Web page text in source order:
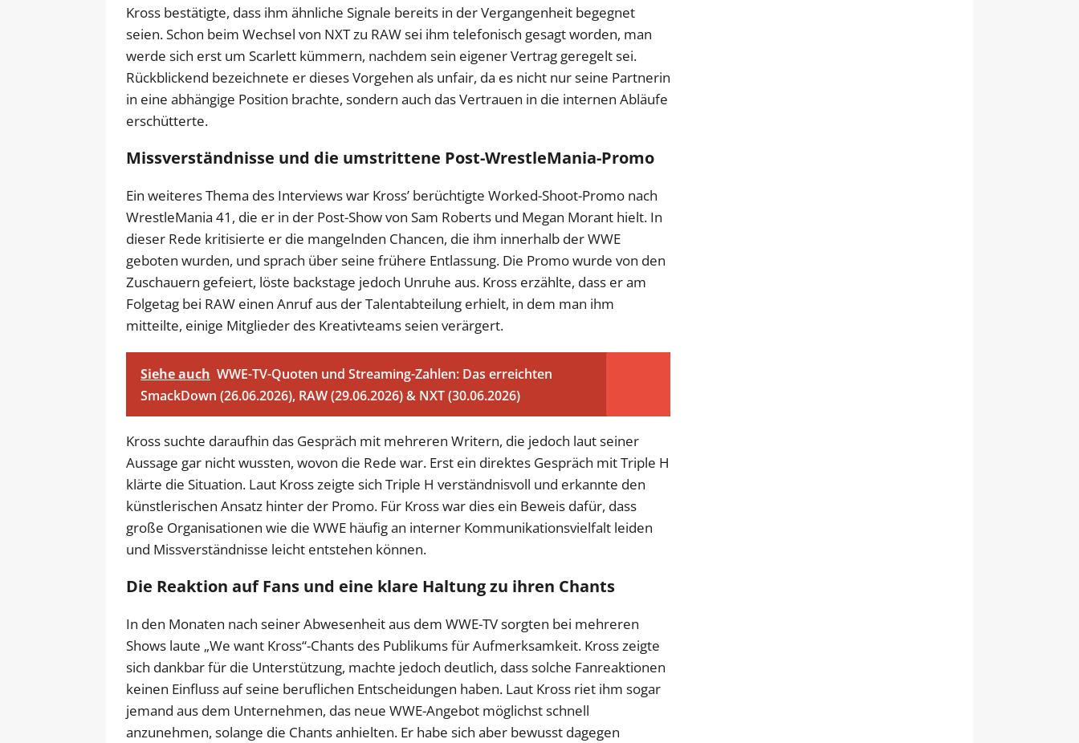
Kross bestätigte, dass ihm ähnliche Signale bereits in der Vergangenheit begegnet
seien. Schon beim Wechsel von NXT zu RAW sei ihm telefonisch gesagt worden, man
werde sich erst um Scarlett kümmern, nachdem sein eigener Vertrag geregelt sei.
Rückblickend bezeichnete er dieses Vorgehen als unfair, da es nicht nur seine Partnerin
in eine abhängige Position brachte, sondern auch das Vertrauen in die internen Abläufe
erschütterte.
Missverständnisse und die umstrittene Post-WrestleMania-Promo
Ein weiteres Thema des Interviews war Kross’ berüchtigte Worked-Shoot-Promo nach
WrestleMania 41, die er in der Post-Show von Sam Roberts und Megan Morant hielt. In
dieser Rede kritisierte er die mangelnden Chancen, die ihm innerhalb der WWE
geboten wurden, und sprach über seine frühere Entlassung. Die Promo wurde von den
Zuschauern gefeiert, löste backstage jedoch Unruhe aus. Kross erzählte, dass er am
Folgetag bei RAW einen Anruf aus der Talentabteilung erhielt, in dem man ihm
mitteilte, einige Mitglieder des Kreativteams seien verärgert.
Siehe auch WWE-TV-Quoten und Streaming-Zahlen: Das erreichten
SmackDown (26.06.2026), RAW (29.06.2026) & NXT (30.06.2026)
Kross suchte daraufhin das Gespräch mit mehreren Writern, die jedoch laut seiner
Aussage gar nicht wussten, wovon die Rede war. Erst ein direktes Gespräch mit Triple H
klärte die Situation. Laut Kross zeigte sich Triple H verständnisvoll und erkannte den
künstlerischen Ansatz hinter der Promo. Für Kross war dies ein Beweis dafür, dass
große Organisationen wie die WWE häufig an interner Kommunikationsvielfalt leiden
und Missverständnisse leicht entstehen können.
Die Reaktion auf Fans und eine klare Haltung zu ihren Chants
In den Monaten nach seiner Abwesenheit aus dem WWE-TV sorgten bei mehreren
Shows laute „We want Kross“-Chants des Publikums für Aufmerksamkeit. Kross zeigte
sich dankbar für die Unterstützung, machte jedoch deutlich, dass solche Fanreaktionen
keinen Einfluss auf seine beruflichen Entscheidungen haben. Laut Kross riet ihm sogar
jemand aus dem Unternehmen, das neue WWE-Angebot möglichst schnell
anzunehmen, solange die Chants anhielten. Er habe sich aber bewusst dagegen